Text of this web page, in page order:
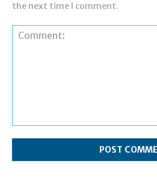
the next time I comment.